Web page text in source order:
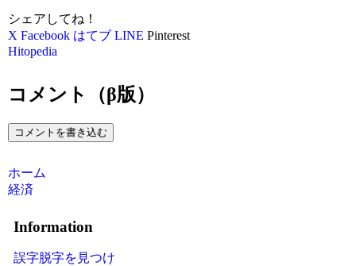
シェアしてね！
X Facebook はてブ LINE Pinterest
Hitopedia
コメント（β版）
コメントを書き込む
ホーム
経済
Information
誤字脱字を見つけ